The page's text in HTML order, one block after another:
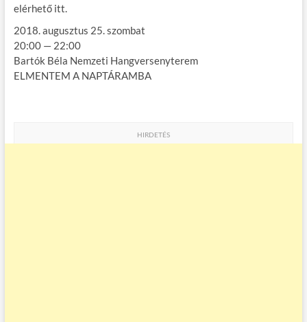
elérhető itt.
2018. augusztus 25. szombat
20:00 — 22:00
Bartók Béla Nemzeti Hangversenyterem
ELMENTEM A NAPTÁRAMBA
HIRDETÉS